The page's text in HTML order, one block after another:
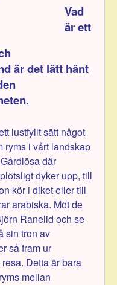
Vad
är ett
är det lätt hänt
lustfyllt sätt något
ryms i vårt landskap
där
dyker upp, till
kör i diket eller till
arabiska. Möt de
Ranelid och se
sin tron av
så fram ur
Detta är bara
mellan